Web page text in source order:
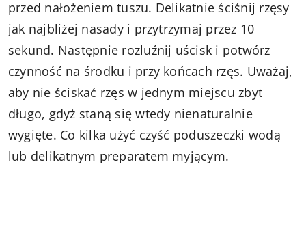
przed nałożeniem tuszu. Delikatnie ściśnij rzęsy
jak najbliżej nasady i przytrzymaj przez 10
sekund. Następnie rozluźnij uścisk i potwórz
czynność na środku i przy końcach rzęs. Uważaj,
aby nie ściskać rzęs w jednym miejscu zbyt
długo, gdyż staną się wtedy nienaturalnie
wygięte. Co kilka użyć czyść poduszeczki wodą
lub delikatnym preparatem myjącym.